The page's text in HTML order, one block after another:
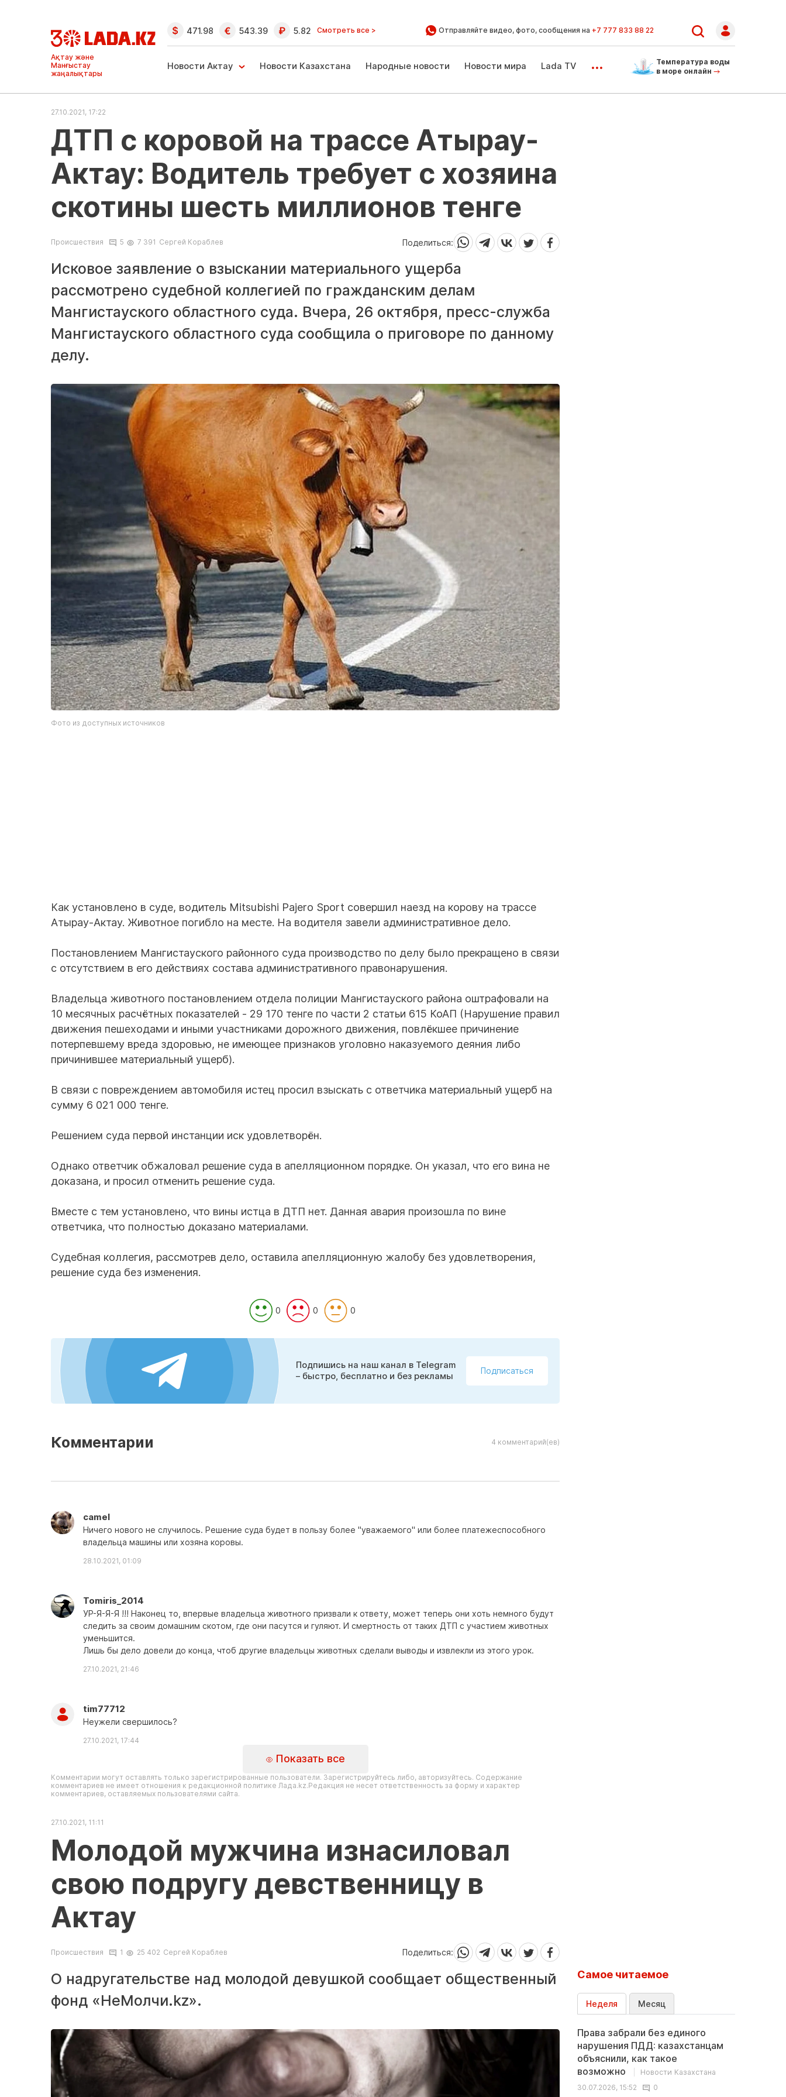
Ақтау және
Манғыстау
жаңалықтары
471.98 543.39 5.82 Смотреть все > Отправляйте видео, фото, сообщения на +7 777 833 88 22
Новости Актау Новости Казахстана Народные новости Новости мира Lada TV ...
Температура воды
в море онлайн
27.10.2021, 17:22
ДТП с коровой на трассе Атырау-
Актау: Водитель требует с хозяина
скотины шесть миллионов тенге
Происшествия 5 7 391 Сергей Кораблев Поделиться:
Исковое заявление о взыскании материального ущерба
рассмотрено судебной коллегией по гражданским делам
Мангистауского областного суда. Вчера, 26 октября, пресс-служба
Мангистауского областного суда сообщила о приговоре по данному
делу.
Фото из доступных источников
Как установлено в суде, водитель Mitsubishi Pajero Sport совершил наезд на корову на трассе
Атырау-Актау. Животное погибло на месте. На водителя завели административное дело.
Постановлением Мангистауского районного суда производство по делу было прекращено в связи
с отсутствием в его действиях состава административного правонарушения.
Владельца животного постановлением отдела полиции Мангистауского района оштрафовали на
10 месячных расчётных показателей - 29 170 тенге по части 2 статьи 615 КоАП (Нарушение правил
движения пешеходами и иными участниками дорожного движения, повлёкшее причинение
потерпевшему вреда здоровью, не имеющее признаков уголовно наказуемого деяния либо
причинившее материальный ущерб).
В связи с повреждением автомобиля истец просил взыскать с ответчика материальный ущерб на
сумму 6 021 000 тенге.
Решением суда первой инстанции иск удовлетворён.
Однако ответчик обжаловал решение суда в апелляционном порядке. Он указал, что его вина не
доказана, и просил отменить решение суда.
Вместе с тем установлено, что вины истца в ДТП нет. Данная авария произошла по вине
ответчика, что полностью доказано материалами.
Судебная коллегия, рассмотрев дело, оставила апелляционную жалобу без удовлетворения,
решение суда без изменения.
0 0 0
Подпишись на наш канал в Telegram
– быстро, бесплатно и без рекламы
Подписаться
Комментарии 4 комментарий(ев)
camel
Ничего нового не случилось. Решение суда будет в пользу более "уважаемого" или более платежеспособного
владельца машины или хозяна коровы.
28.10.2021, 01:09
Tomiris_2014
УР-Я-Я-Я !!! Наконец то, впервые владельца животного призвали к ответу, может теперь они хоть немного будут
следить за своим домашним скотом, где они пасутся и гуляют. И смертность от таких ДТП с участием животных
уменьшится.
Лишь бы дело довели до конца, чтоб другие владельцы животных сделали выводы и извлекли из этого урок.
27.10.2021, 21:46
tim77712
Неужели свершилось?
27.10.2021, 17:44
Показать все
Комментарии могут оставлять только зарегистрированные пользователи. Зарегистрируйтесь либо, авторизуйтесь. Содержание
комментариев не имеет отношения к редакционной политике Лада.kz.Редакция не несет ответственность за форму и характер
комментариев, оставляемых пользователями сайта.
27.10.2021, 11:11
Молодой мужчина изнасиловал
свою подругу девственницу в
Актау
Происшествия 1 25 402 Сергей Кораблев Поделиться:
О надругательстве над молодой девушкой сообщает общественный
фонд «НеМолчи.kz».
Самое читаемое
Неделя Месяц
Права забрали без единого
нарушения ПДД: казахстанцам
объяснили, как такое
возможно
Новости Казахстана
30.07.2026, 15:52
0